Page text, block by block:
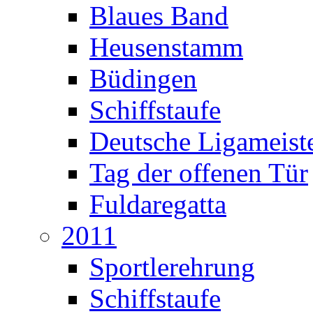
Blaues Band
Heusenstamm
Büdingen
Schiffstaufe
Deutsche
Tag der offenen Tür
Fuldaregatta
2011
Sportlerehrung
Schiffstaufe